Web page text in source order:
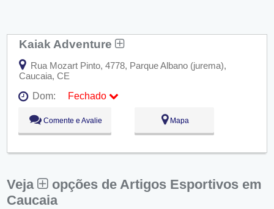
Kaiak Adventure
Rua Mozart Pinto, 4778, Parque Albano (jurema),
Caucaia, CE
Dom:
Fechado
Seg:
Ter:
09:00 - 18:00
Qua:
09:00 - 18:00
Sex:
09:00 - 18:00
Dom:
Fechado
Comente e Avalie Mapa
Veja
opções de Artigos Esportivos em
Caucaia